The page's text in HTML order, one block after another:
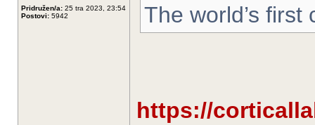
Pridružen/a: 25 tra 2023, 23:54
Postovi: 5942
The world’s
https://